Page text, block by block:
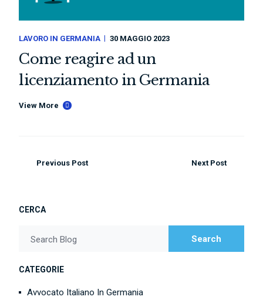
LAVORO IN GERMANIA 30 MAGGIO 2023
Come reagire ad un
licenziamento in Germania
View More
Previous Post Next Post
CERCA
Search Blog Search
CATEGORIE
Avvocato Italiano In Germania